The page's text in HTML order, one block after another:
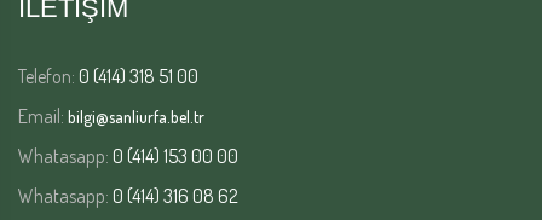
İLETİŞİM
Telefon: 0 (414) 318 51 00
Email: bilgi@sanliurfa.bel.tr
Whatasapp: 0 (414) 153 00 00
Whatasapp: 0 (414) 316 08 62